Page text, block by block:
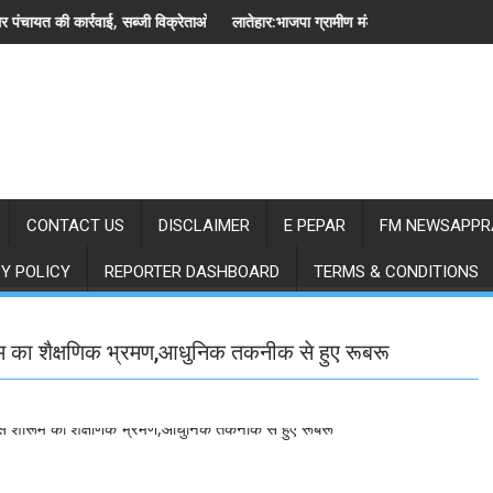
विक्रेताओं से खाली कराया स्थल
लातेहार:भाजपा ग्रामीण मंडल की संयुक्त मासिक बैठक संपन्न
CONTACT US DISCLAIMER E PEPAR FM
POLICY REPORTER DASHBOARD TERMS & CONDITIONS
का शैक्षणिक भ्रमण,आधुनिक तकनीक से हुए रूबरू